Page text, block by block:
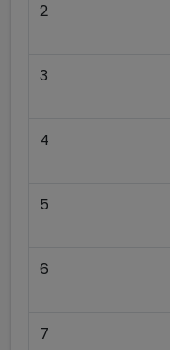
2
3
4
5
6
7